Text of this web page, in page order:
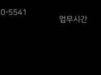
5541
업무시간